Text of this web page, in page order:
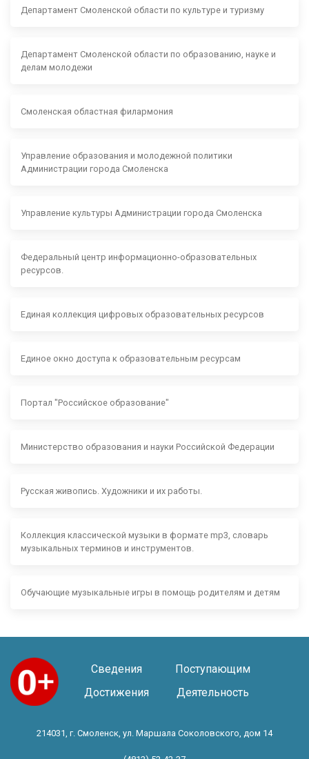
Департамент Смоленской области по культуре и туризму
Департамент Смоленской области по образованию, науке и
делам молодежи
Смоленская областная филармония
Управление образования и молодежной политики
Администрации города Смоленска
Управление культуры Администрации города Смоленска
Федеральный центр информационно-образовательных
ресурсов.
Единая коллекция цифровых образовательных ресурсов
Единое окно доступа к образовательным ресурсам
Портал "Российское образование"
Министерство образования и науки Российской Федерации
Русская живопись. Художники и их работы.
Коллекция классической музыки в формате mp3, словарь
музыкальных терминов и инструментов.
Обучающие музыкальные игры в помощь родителям и детям
Сведения
Поступающим
Достижения
Деятельность
214031, г. Смоленск, ул. Маршала Соколовского, дом 14